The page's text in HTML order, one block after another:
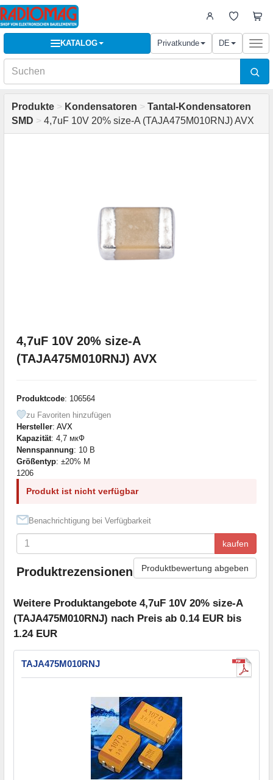
KATALOG Privatkunde DE
Produkte > Kondensatoren > Tantal-Kondensatoren
SMD > 4,7uF 10V 20% size-A (TAJA475M010RNJ) AVX
4,7uF 10V 20% size-A
(TAJA475M010RNJ) AVX
Produktcode: 106564
zu Favoriten hinzufügen
Hersteller: AVX
Kapazität: 4,7 мкФ
Nennspannung: 10 В
Größentyp: ±20% M
1206
Produkt ist nicht verfügbar
Benachrichtigung bei Verfügbarkeit
kaufen
Produktrezensionen Produktbewertung abgeben
Weitere Produktangebote 4,7uF 10V 20% size-A
(TAJA475M010RNJ) nach Preis ab 0.14 EUR bis
1.24 EUR
TAJA475M010RNJ